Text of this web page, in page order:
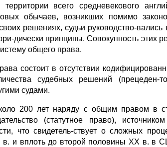
всего средневекового
обычаев, возникших помимо
решениях, судьи руководство-
дически принципы. Совокупность этих
общего права.
состоит в отсутствии
судебных решений
судами.
200 лет наряду с общим правом в
(статутное право),
что свидетель-ствует о сложных
в. и вплоть до второй половины XX в. в